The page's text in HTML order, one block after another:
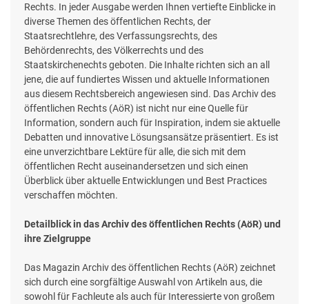
Rechts. In jeder Ausgabe werden Ihnen vertiefte Einblicke in
diverse Themen des öffentlichen Rechts, der
Staatsrechtlehre, des Verfassungsrechts, des
Behördenrechts, des Völkerrechts und des
Staatskirchenechts geboten. Die Inhalte richten sich an all
jene, die auf fundiertes Wissen und aktuelle Informationen
aus diesem Rechtsbereich angewiesen sind. Das Archiv des
öffentlichen Rechts (AöR) ist nicht nur eine Quelle für
Information, sondern auch für Inspiration, indem sie aktuelle
Debatten und innovative Lösungsansätze präsentiert. Es ist
eine unverzichtbare Lektüre für alle, die sich mit dem
öffentlichen Recht auseinandersetzen und sich einen
Überblick über aktuelle Entwicklungen und Best Practices
verschaffen möchten.
Detailblick in das Archiv des öffentlichen Rechts (AöR) und
ihre Zielgruppe
Das Magazin Archiv des öffentlichen Rechts (AöR) zeichnet
sich durch eine sorgfältige Auswahl von Artikeln aus, die
sowohl für Fachleute als auch für Interessierte von großem